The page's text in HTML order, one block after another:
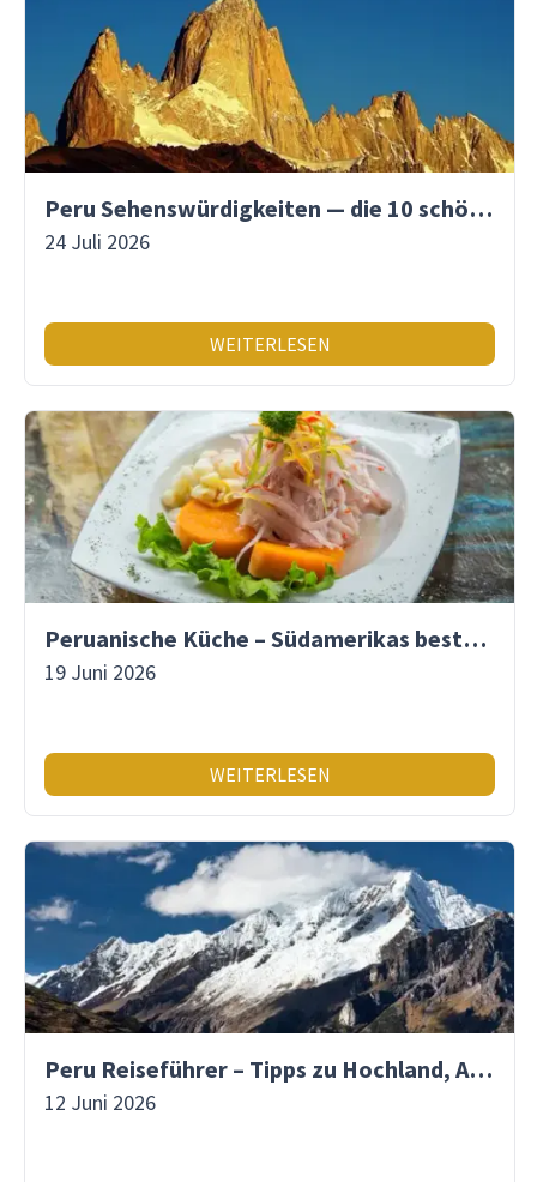
Peru Sehenswürdigkeiten — die 10 schönsten Orte
24 Juli 2026
WEITERLESEN
Peruanische Küche – Südamerikas beste Gastronomie
19 Juni 2026
WEITERLESEN
Peru Reiseführer – Tipps zu Hochland, Amazonas & Inka-Erbe
12 Juni 2026